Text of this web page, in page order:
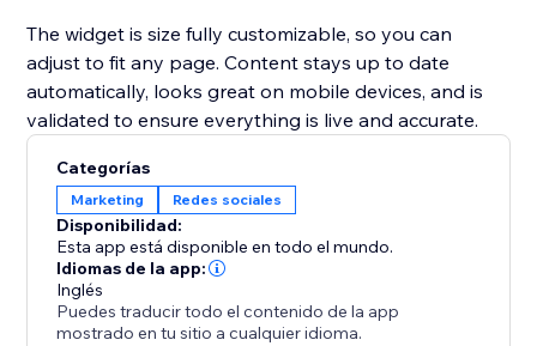
The widget is size fully customizable, so you can
adjust to fit any page. Content stays up to date
automatically, looks great on mobile devices, and is
validated to ensure everything is live and accurate.
Categorías
Marketing Redes sociales
Disponibilidad:
Esta app está disponible en todo el mundo.
Idiomas de la app:
Inglés
Puedes traducir todo el contenido de la app
mostrado en tu sitio a cualquier idioma.